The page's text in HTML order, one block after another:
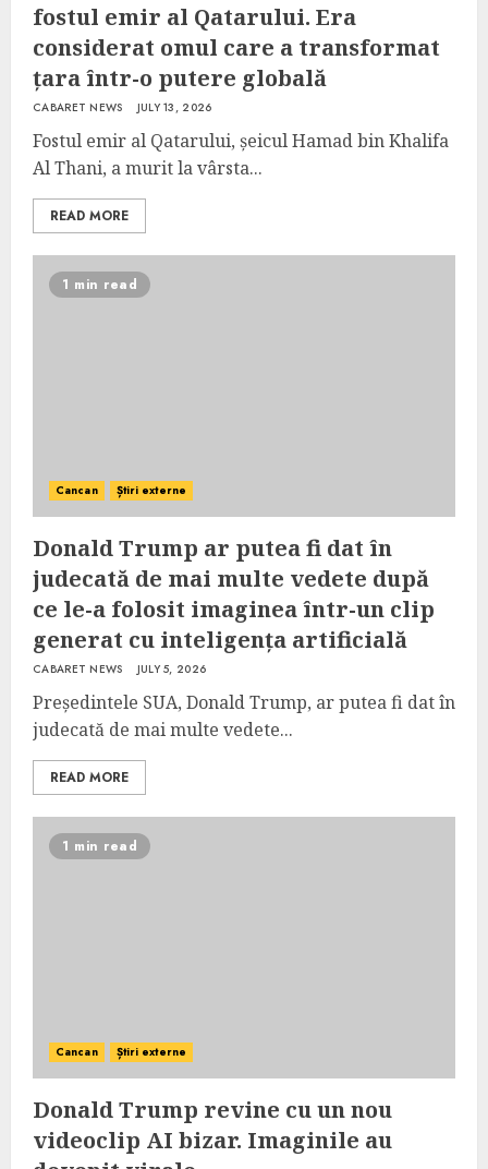
fostul emir al Qatarului. Era
considerat omul care a transformat
țara într-o putere globală
CABARET NEWS JULY 13, 2026
Fostul emir al Qatarului, șeicul Hamad bin Khalifa
Al Thani, a murit la vârsta...
READ MORE
1 min read
Cancan Știri externe
Donald Trump ar putea fi dat în
judecată de mai multe vedete după
ce le-a folosit imaginea într-un clip
generat cu inteligența artificială
CABARET NEWS JULY 5, 2026
Președintele SUA, Donald Trump, ar putea fi dat în
judecată de mai multe vedete...
READ MORE
1 min read
Cancan Știri externe
Donald Trump revine cu un nou
videoclip AI bizar. Imaginile au